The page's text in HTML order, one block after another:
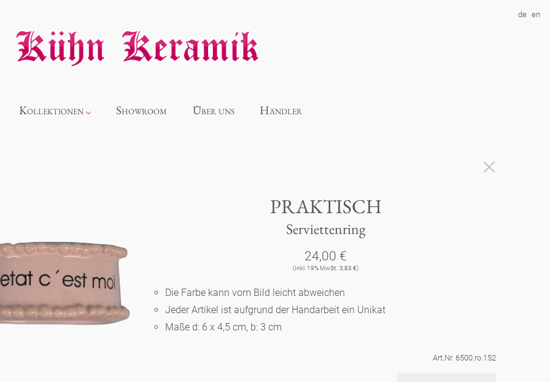
de en
Kollektionen
Souvenir
Berlin
Showroom Über uns Händler
PRAKTISCH
Serviettenring
24,00 €
(Inkl. 19% MwSt.: 3,83 €)
Die Farbe kann vom Bild leicht abweichen
Jeder Artikel ist aufgrund der Handarbeit ein Unikat
Maße d: 6 x 4,5 cm, b: 3 cm
Art.Nr. 6500.ro.152